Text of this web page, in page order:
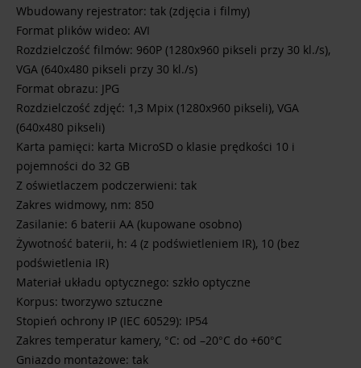
Wbudowany rejestrator: tak (zdjęcia i filmy)
Format plików wideo: AVI
Rozdzielczość filmów: 960P (1280x960 pikseli przy 30 kl./s),
VGA (640x480 pikseli przy 30 kl./s)
Format obrazu: JPG
Rozdzielczość zdjęć: 1,3 Mpix (1280x960 pikseli), VGA
(640x480 pikseli)
Karta pamięci: karta MicroSD o klasie prędkości 10 i
pojemności do 32 GB
Z oświetlaczem podczerwieni: tak
Zakres widmowy, nm: 850
Zasilanie: 6 baterii AA (kupowane osobno)
Żywotność baterii, h: 4 (z podświetleniem IR), 10 (bez
podświetlenia IR)
Materiał układu optycznego: szkło optyczne
Korpus: tworzywo sztuczne
Stopień ochrony IP (IEC 60529): IP54
Zakres temperatur kamery, °C: od –20°C do +60°C
Gniazdo montażowe: tak